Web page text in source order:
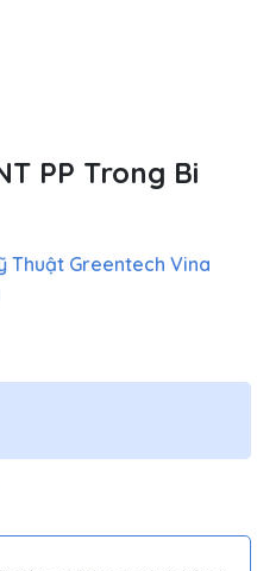
PP Trong Bi
Thuật Greentech Vina